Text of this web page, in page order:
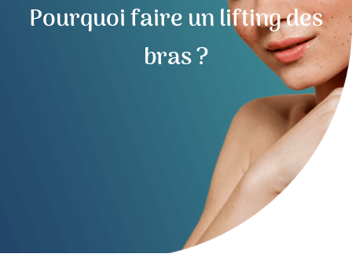
Pourquoi faire un lifting des
bras ?